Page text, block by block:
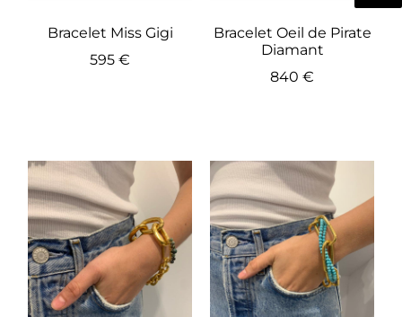
Bracelet Miss Gigi
595 €
Bracelet Oeil de Pirate
Diamant
840 €